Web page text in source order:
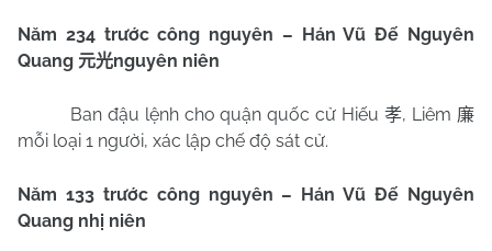
Năm 234 trước công nguyên – Hán Vũ Đế Nguyên
Quang 元光nguyên niên
Ban đậu lệnh cho quận quốc cử Hiếu 孝, Liêm 廉
mỗi loại 1 người, xác lập chế độ sát cử.
Năm 133 trước công nguyên – Hán Vũ Đế Nguyên
Quang nhị niên